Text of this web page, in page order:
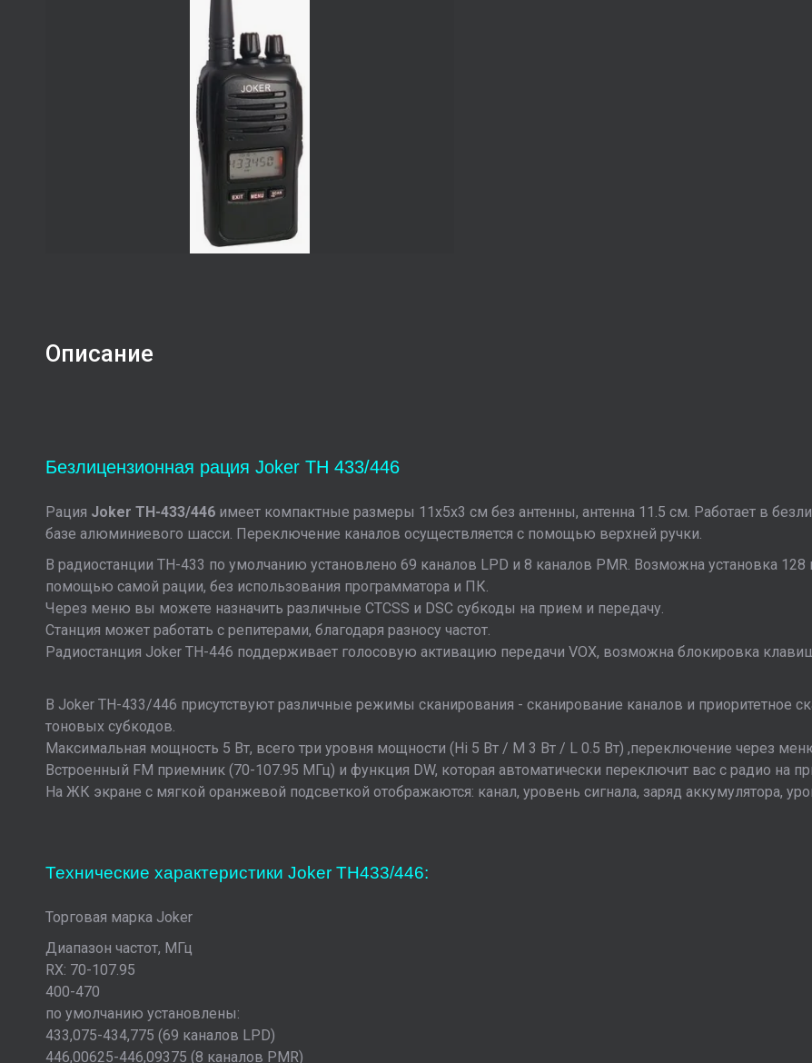
Описание
Безлицензионная рация Joker TH 433/446
Рация Joker TH-433/446 имеет компактные размеры 11x5x3 см без антенны, антенна 11.5 см. Работает в
базе алюминиевого шасси. Переключение каналов осуществляется с помощью верхней ручки.
В радиостанции TH-433 по умолчанию установлено 69 каналов LPD и 8 каналов PMR. Возможна установка
помощью самой рации, без использования программатора и ПК.
Через меню вы можете назначить различные CTCSS и DSC субкоды на прием и передачу.
Станция может работать с репитерами, благодаря разносу частот.
Радиостанция Joker TH-446 поддерживает голосовую активацию передачи VOX, возможна блокировка
В Joker TH-433/446 присутствуют различные режимы сканирования - сканирование каналов и приоритетное
тоновых субкодов.
Максимальная мощность 5 Вт, всего три уровня мощности (Hi 5 Вт / M 3 Вт / L 0.5 Вт) ,переключение через
Встроенный FM приемник (70-107.95 МГц) и функция DW, которая автоматически переключит вас с радио на
На ЖК экране с мягкой оранжевой подсветкой отображаются: канал, уровень сигнала, заряд аккумулятора,
Технические характеристики Joker TH433/446:
Торговая марка Joker
Диапазон частот, МГц
RX: 70-107.95
400-470
по умолчанию установлены:
433,075-434,775 (69 каналов LPD)
446,00625-446,09375 (8 каналов PMR)